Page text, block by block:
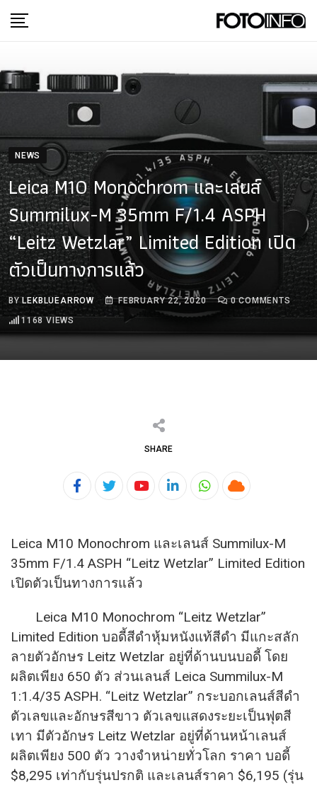
to
NEWS
Leica M10 Monochrom และเลนส์
Summilux-M 35mm F/1.4 ASPH
“Leitz Wetzlar” Limited Edition เปิด
ตัวเป็นทางการแล้ว
BYLEKBLUEARROW FEBRUARY 22, 2020 0COMMENTS
1168VIEWS
SHARE
YoutubeLinkedInWhatsapp
Cloud
Leica M10 Monochrom และเลนส์ Summilux-M
35mm F/1.4 ASPH “Leitz Wetzlar” Limited Edition
เปิดตัวเป็นทางการแล้ว
Leica M10 Monochrom “Leitz Wetzlar”
Limited Edition บอดี้สีดำหุ้มหนังแท้สีดำ มีแกะสลัก
ลายตัวอักษร Leitz Wetzlar อยู่ที่ด้านบนบอดี้ โดย
ผลิตเพียง 650 ตัว ส่วนเลนส์ Leica Summilux-M
1:1.4/35 ASPH. “Leitz Wetzlar” กระบอกเลนส์สีดำ
ตัวเลขและอักษรสีขาว ตัวเลขแสดงระยะเป็นฟุตสี
เทา มีตัวอักษร Leitz Wetzlar อยู่ที่ด้านหน้าเลนส์
ผลิตเพียง 500 ตัว วางจำหน่ายทั่วโลก ราคา บอดี้
$8,295 เท่ากับรุ่นปรกติ และเลนส์ราคา $6,195 (รุ่น